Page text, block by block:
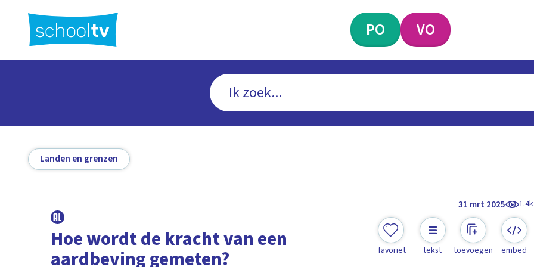
hoofdinhoud
PO VO
Landen en grenzen
31 mrt 2025 1.4k
Hoe wordt de kracht van een
aardbeving gemeten? favoriet tekst toevoegen embed